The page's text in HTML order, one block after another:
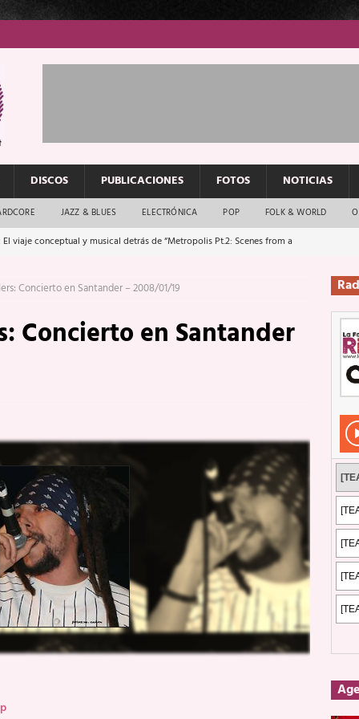
DISCOS PUBLICACIONES FOTOS NOTICIAS
JAZZ & BLUES ELECTRÓNICA POP FOLK & WORLD
El viaje conceptual y musical detrás de “Metropolis Pt.2: Scenes from a
que van a escucharte te saludan
ENTREVISTAS
certificados
ENTREVISTAS
Concierto en Santander – 2008/01/19
Concierto en Santander